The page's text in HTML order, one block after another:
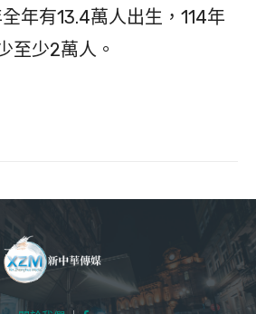
年有13.4萬人出生，114年
至少2萬人。